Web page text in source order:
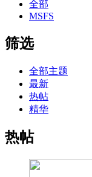
全部
MSFS
筛选
全部主题
最新
热帖
精华
热帖